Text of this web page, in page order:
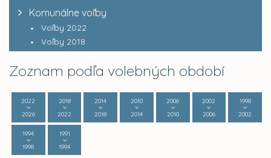
Komunálne voľby
Voľby 2022
Voľby 2018
Zoznam podľa volebných období
2022
2026
2018
2022
2014
2018
2010
2014
2006
2010
2002
2006
1998
2002
1994
1998
1991
1994